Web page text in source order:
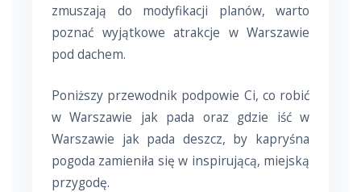
zmuszają do modyfikacji planów, warto
poznać wyjątkowe atrakcje w Warszawie
pod dachem.
Poniższy przewodnik podpowie Ci, co robić
w Warszawie jak pada oraz gdzie iść w
Warszawie jak pada deszcz, by kapryśna
pogoda zamieniła się w inspirującą, miejską
przygodę.